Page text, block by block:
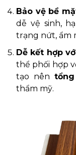
Bảo vệ bề
dễ vệ sinh,
trạng nứt, ẩm
Dễ kết hợp
thể phối hợp
tạo nên
thẩm mỹ.